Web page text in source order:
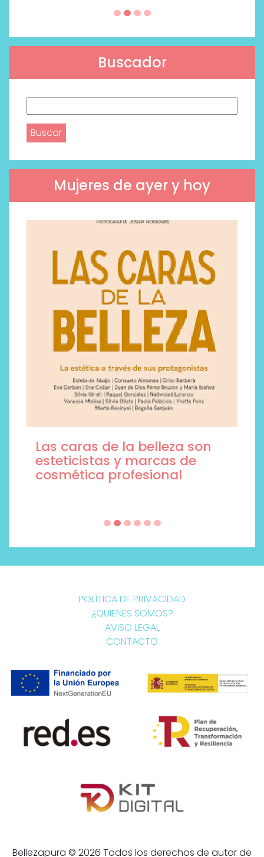
Buscador
Mujeres de ayer y hoy
Las caras de la belleza son
esteticistas y marcas de
cosmética profesional
POLÍTICA DE PRIVACIDAD
¿QUIENES SOMOS?
AVISO LEGAL
CONTACTO
Bellezapura © 2026 Todos los derechos de autor de